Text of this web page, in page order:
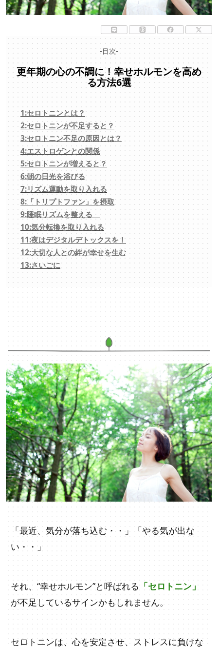
-目次-
更年期の心の不調に！幸せホルモンを高め
る方法6選
1:セロトニンとは？
2:セロトニンが不足すると？
3:セロトニン不足の原因とは？
4:エストロゲンとの関係
5:セロトニンが増えると？
6:朝の日光を浴びる
7:リズム運動を取り入れる
8:「トリプトファン」を摂取
9:睡眠リズムを整える
10:気分転換を取り入れる
11:夜はデジタルデトックスを！
12:大切な人との絆が幸せを生む
13:さいごに
「最近、気分が落ち込む・・」「やる気が出な
い・・」
それ、“幸せホルモン”と呼ばれる 「セロトニン」
が不足しているサインかもしれません。
セロトニンは、心を安定させ、ストレスに負けな